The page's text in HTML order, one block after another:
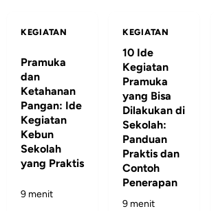
KEGIATAN
Pramuka
dan
Ketahanan
Pangan: Ide
Kegiatan
Kebun
Sekolah
yang Praktis
9 menit
KEGIATAN
10 Ide
Kegiatan
Pramuka
yang Bisa
Dilakukan di
Sekolah:
Panduan
Praktis dan
Contoh
Penerapan
9 menit